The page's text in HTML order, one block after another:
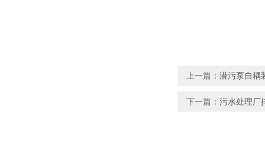
上一篇： 潜污泵自耦
下一篇： 污水处理厂